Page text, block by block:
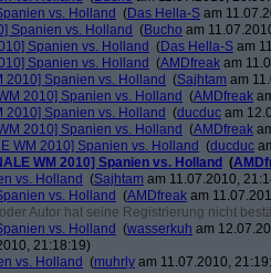
vs. Holland (Das Hella-S am
Spanien vs. Holland (Bucho am
Spanien vs. Holland (Das Hella-S am
Spanien vs. Holland (AMDfreak am
2010] Spanien vs. Holland (Sajhtam am
2010] Spanien vs. Holland (AMDfreak
2010] Spanien vs. Holland (ducduc am
2010] Spanien vs. Holland (AMDfreak
WM 2010] Spanien vs. Holland (ducduc
WM 2010] Spanien vs. Holland (
vs. Holland (Sajhtam am 11.07.2010,
vs. Holland (AMDfreak am
Autor hat seine Registrierung nicht
vs. Holland (wasserkuh am
21:18:19)
vs. Holland (muhrly am 11.07.2010,